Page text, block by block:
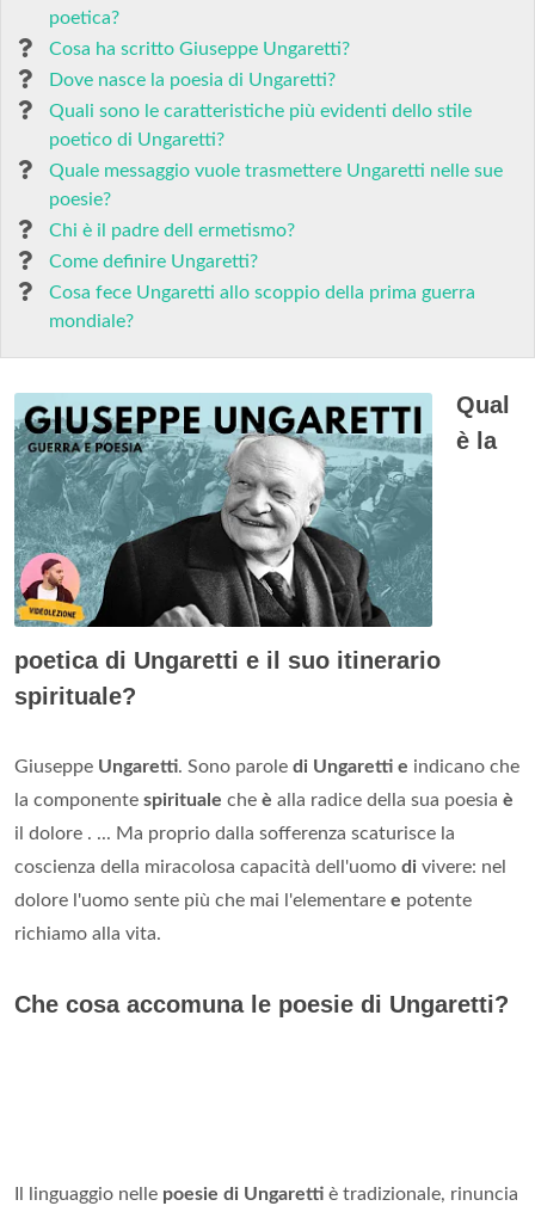
poetica?
Cosa ha scritto Giuseppe Ungaretti?
Dove nasce la poesia di Ungaretti?
Quali sono le caratteristiche più evidenti dello stile
poetico di Ungaretti?
Quale messaggio vuole trasmettere Ungaretti nelle sue
poesie?
Chi è il padre dell ermetismo?
Come definire Ungaretti?
Cosa fece Ungaretti allo scoppio della prima guerra
mondiale?
Qual
è la
poetica di Ungaretti e il suo itinerario
spirituale?
Giuseppe Ungaretti. Sono parole di Ungaretti e indicano che
la componente spirituale che è alla radice della sua poesia è
il dolore . ... Ma proprio dalla sofferenza scaturisce la
coscienza della miracolosa capacità dell'uomo di vivere: nel
dolore l'uomo sente più che mai l'elementare e potente
richiamo alla vita.
Che cosa accomuna le poesie di Ungaretti?
Il linguaggio nelle poesie di Ungaretti è tradizionale, rinuncia